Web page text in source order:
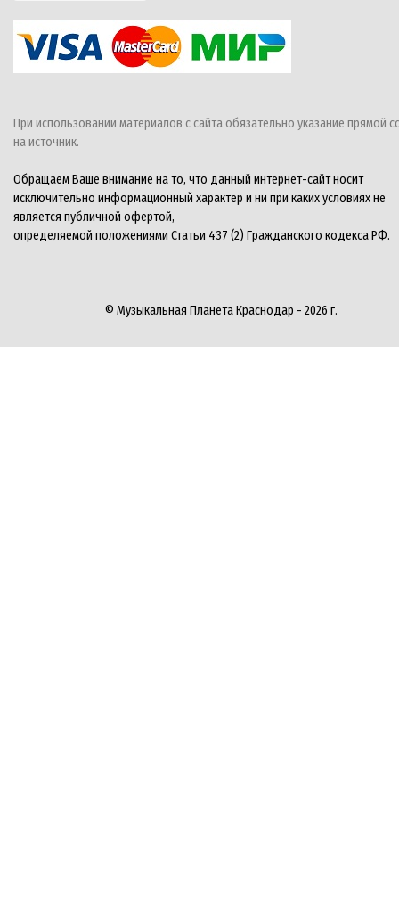
При использовании материалов с сайта обязательно указание прямой
на источник.
Обращаем Ваше внимание на то, что данный интернет-сайт носит
исключительно информационный характер и ни при каких условиях не
является публичной офертой,
определяемой положениями Статьи 437 (2) Гражданского кодекса РФ.
© Музыкальная Планета Краснодар - 2026 г.